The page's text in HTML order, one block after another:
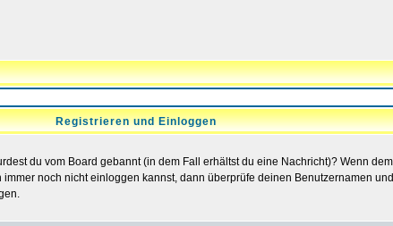
Registrieren und Einloggen
du vom Board gebannt (in dem Fall erhältst du eine Nachricht)? Wenn
noch nicht einloggen kannst, dann überprüfe deinen Benutzernamen